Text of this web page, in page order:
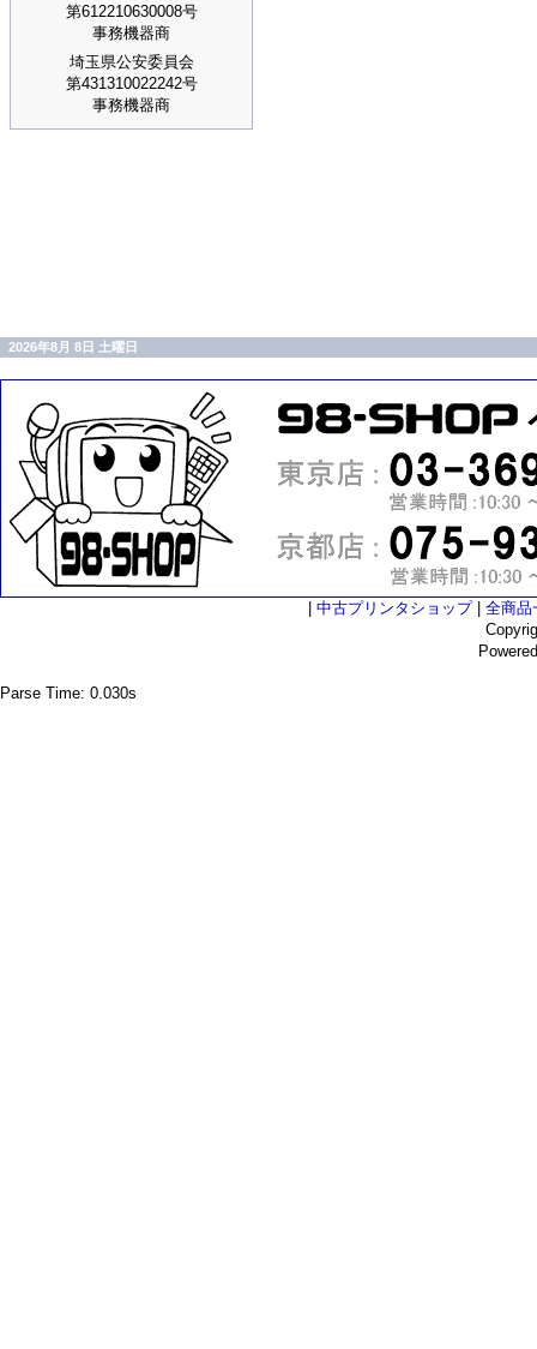
第612210630008号
事務機器商
埼玉県公安委員会
第431310022242号
事務機器商
2026年8月 8日 土曜日
中古プリンタショップ| 全商品
Parse Time: 0.030s